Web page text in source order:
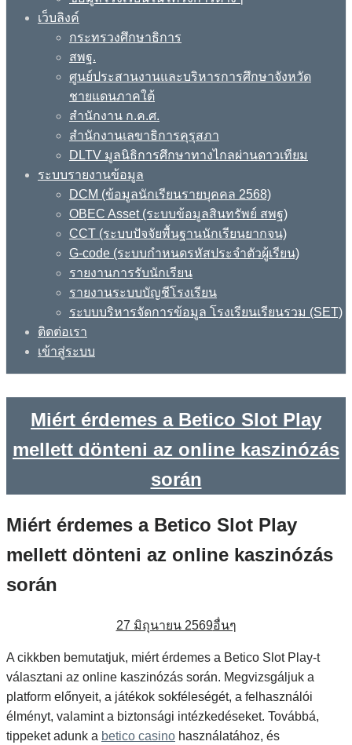
เว็บลิงค์
กระทรวงศึกษาธิการ
สพฐ.
ศูนย์ประสานงานและบริหารการศึกษาจังหวัด
ชายแดนภาคใต้
สำนักงาน ก.ค.ศ.
สำนักงานเลขาธิการคุรุสภา
DLTV มูลนิธิการศึกษาทางไกลผ่านดาวเทียม
ระบบรายงานข้อมูล
DCM (ข้อมูลนักเรียนรายบุคคล 2568)
OBEC Asset (ระบบข้อมูลสินทรัพย์ สพฐ)
CCT (ระบบปัจจัยพื้นฐานนักเรียนยากจน)
G-code (ระบบกำหนดรหัสประจำตัวผู้เรียน)
รายงานการรับนักเรียน
รายงานระบบบัญชีโรงเรียน
ระบบบริหารจัดการข้อมูล โรงเรียนเรียนรวม (SET)
ติดต่อเรา
เข้าสู่ระบบ
Miért érdemes a Betico Slot Play
mellett dönteni az online kaszinózás
során
Miért érdemes a Betico Slot Play
mellett dönteni az online kaszinózás
során
27 มิถุนายน 2569อื่นๆ
A cikkben bemutatjuk, miért érdemes a Betico Slot Play-t
választani az online kaszinózás során. Megvizsgáljuk a
platform előnyeit, a játékok sokféleségét, a felhasználói
élményt, valamint a biztonsági intézkedéseket. Továbbá,
tippeket adunk a betico casino használatához, és